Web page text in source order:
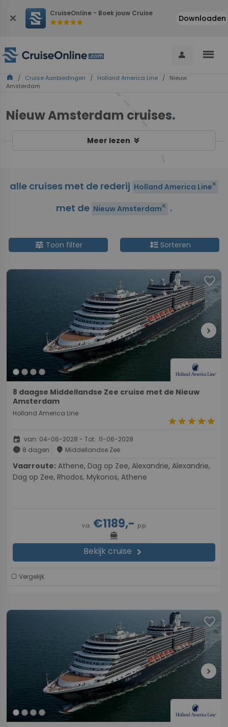
close CruiseOnline - Boek jouw Cruise
starstarstarstarstar Downloaden
person menu
home / Cruise Aanbiedingen / Holland America Line / Nieuw
Amsterdam
Nieuw Amsterdam cruises.
Meer lezen keyboard_double_arrow_down
alle cruises met de rederij Holland America Lineclose
met de Nieuw Amsterdamclose .
tune Toon filter format_line_spacingSorteren
favorite
chevron_right
8 daagse Middellandse Zee cruise met de Nieuw
Amsterdam
Holland America Line
starstarstarstarstar
event van: 04-06-2028 - Tot: 11-06-2028
schedule 8 dagen place Middellandse Zee
Vaarroute:
Dag op Zee, Rhodos, Mykonos, Athene
v.a.€1189,- p.p.
directions_boat
Bekijk cruise chevron_right
Vergelijk
favorite
chevron_right